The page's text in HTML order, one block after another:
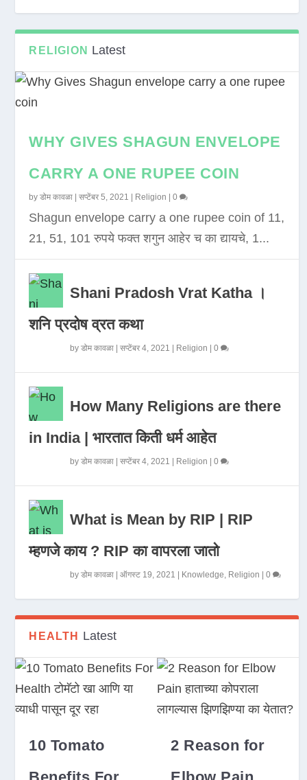
RELIGION Latest
WHY GIVES SHAGUN ENVELOPE
CARRY A ONE RUPEE COIN
byडोम कावळा |सप्टेंबर 5, 2021 Religion |0
Shagun envelope carry a one rupee coin of 11,
21, 51, 101 रुपये फक्त शगुन आहेर च का द्यायचे, 1...
Shani Pradosh Vrat Katha ।
शनि प्रदोष व्रत कथा
byडोम कावळा |सप्टेंबर 4, 2021 Religion |0
How Many Religions are there
in India | भारतात किती धर्म आहेत
byडोम कावळा |सप्टेंबर 4, 2021 Religion |0
What is Mean by RIP | RIP
म्हणजे काय ? RIP का वापरला जातो
byडोम कावळा |ऑगस्ट 19, 2021 Knowledge, Religion |0
HEALTH Latest
10 Tomato
2 Reason for